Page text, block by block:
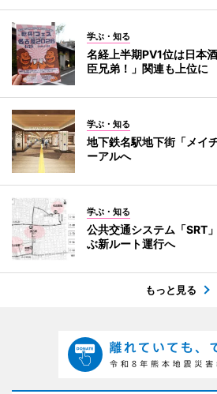
学ぶ・知る
名経上半期PV1位は日本
臣兄弟！」関連も上位に
学ぶ・知る
地下鉄名駅地下街「メイ
ーアルへ
学ぶ・知る
公共交通システム「SRT
ぶ新ルート運行へ
もっと見る